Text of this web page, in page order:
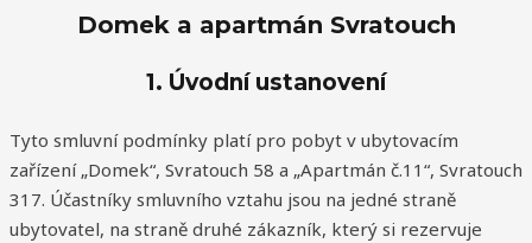
Domek a apartmán Svratouch
1. Úvodní ustanovení
Tyto smluvní podmínky platí pro pobyt v ubytovacím
zařízení „Domek“, Svratouch 58 a „Apartmán č.11“, Svratouch
317. Účastníky smluvního vztahu jsou na jedné straně
ubytovatel, na straně druhé zákazník, který si rezervuje